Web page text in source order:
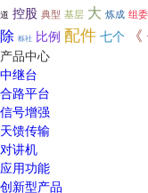
道 控股 典型 基层 大 炼成 组委
除 栎社 比例 配件 七个 《
产品中心
中继台
合路平台
信号增强
天馈传输
对讲机
应用功能
创新型产品